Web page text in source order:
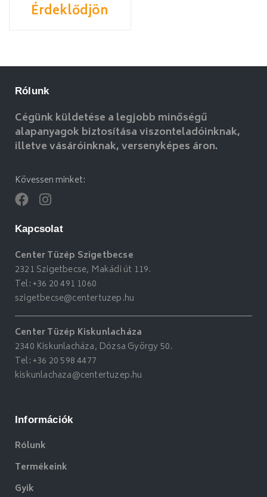
Érdeklődjön
Rólunk
Cégünk küldetése a legjobb minőségű
alapanyagok biztosítása viszonteladóinknak,
illetve vásáróinknak, versenyképes áron.
Kövessen minket:
Kapcsolat
Center Tüzép Szigetbecse
2321 Szigetbecse, Makádi út 119.
Tel:+36 20 491 1060
szigetbecse@centertuzep.hu
Center Tüzép Kiskunlacháza
2340 Kiskunlacháza, Dózsa György 50.
Tel:+36 20 598 4477
kiskunlachaza@centertuzep.hu
Információk
Rólunk
Termékeink
Gyik